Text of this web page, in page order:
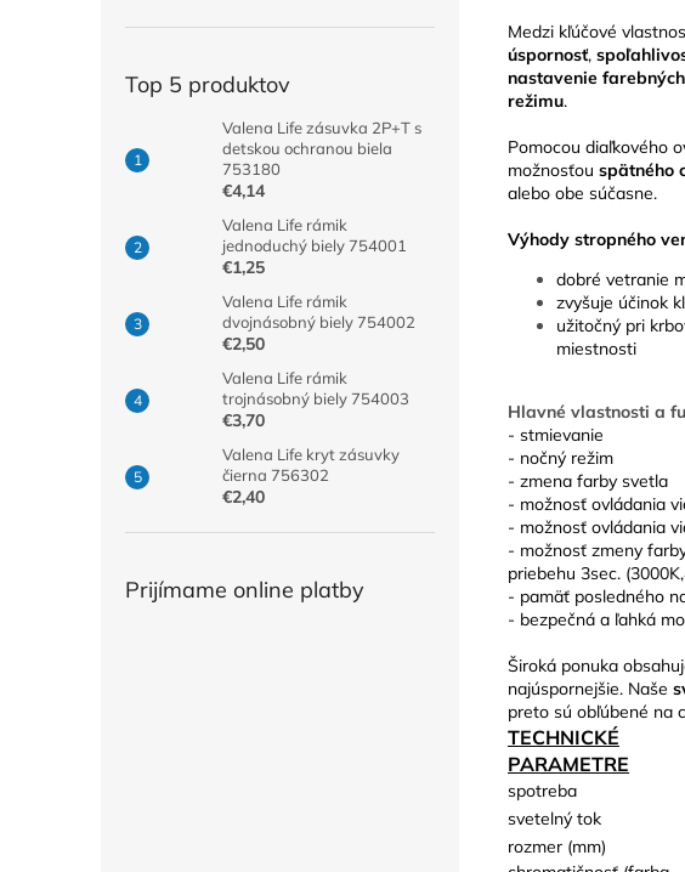
Top 5 produktov
Valena Life zásuvka 2P+T s
detskou ochranou biela
753180
€4,14
Valena Life rámik
jednoduchý biely 754001
€1,25
Valena Life rámik
dvojnásobný biely 754002
€2,50
Valena Life rámik
trojnásobný biely 754003
€3,70
Valena Life kryt zásuvky
čierna 756302
€2,40
Prijímame online platby
Medzi kľúčové
úspornosť,
nastavenie
režimu.
Pomocou diaľkového
možnosťou spätného
alebo obe súčasne.
Výhody stropného
dobré vetranie
zvyšuje účinok
užitočný pri
miestnosti
Hlavné vlastnosti a
- stmievanie
- nočný režim
- zmena farby svetla
- možnosť ovládania
- možnosť ovládania
- možnosť zmeny
priebehu 3sec.
- pamäť posledného
- bezpečná a ľahká
Široká ponuka
najúspornejšie. Naše
preto sú obľúbené na
TECHNICKÉ
PARAMETRE
spotreba
svetelný tok
rozmer (mm)